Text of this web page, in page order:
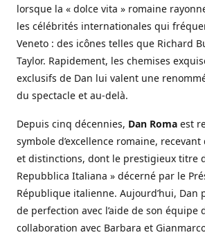
lorsque la « dolce vita » romaine
les célébrités internationales qui
Veneto : des icônes telles que Richard
Taylor. Rapidement, les chemises
exclusifs de Dan lui valent une
du spectacle et au-delà.
Depuis cinq décennies, Dan Roma est
symbole d’excellence romaine,
et distinctions, dont le prestigieux titre
Repubblica Italiana » décerné par le
République italienne. Aujourd’hui, Dan
de perfection avec l’aide de son équipe
collaboration avec Barbara et